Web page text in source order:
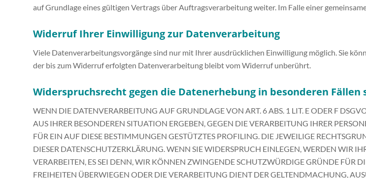
auf Grundlage eines gültigen Vertrags über Auftragsverarbeitung weiter. Im Falle einer
Widerruf Ihrer Einwilligung zur Datenverarbeitung
Viele Datenverarbeitungsvorgänge sind nur mit Ihrer ausdrücklichen Einwilligung möglich. Sie
der bis zum Widerruf erfolgten Datenverarbeitung bleibt vom Widerruf unberührt.
Widerspruchsrecht gegen die Datenerhebung in besonderen Fällen
WENN DIE DATENVERARBEITUNG AUF GRUNDLAGE VON ART. 6 ABS. 1 LIT. E ODER F
AUS IHRER BESONDEREN SITUATION ERGEBEN, GEGEN DIE VERARBEITUNG IHRER
FÜR EIN AUF DIESE BESTIMMUNGEN GESTÜTZTES PROFILING. DIE JEWEILIGE
DIESER DATENSCHUTZERKLÄRUNG. WENN SIE WIDERSPRUCH EINLEGEN, WERDEN WIR
VERARBEITEN, ES SEI DENN, WIR KÖNNEN ZWINGENDE SCHUTZWÜRDIGE GRÜNDE FÜR
FREIHEITEN ÜBERWIEGEN ODER DIE VERARBEITUNG DIENT DER GELTENDMACHUNG,